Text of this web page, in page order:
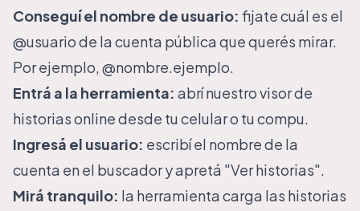
Conseguí el nombre de usuario: fijate cuál es el
@usuario de la cuenta pública que querés mirar.
Por ejemplo, @nombre.ejemplo.
Entrá a la herramienta: abrí nuestrovisor de
historias onlinedesde tu celular o tu compu.
Ingresá el usuario: escribí el nombre de la
cuenta en el buscador y apretá "Ver historias".
Mirá tranquilo: la herramienta carga las historias